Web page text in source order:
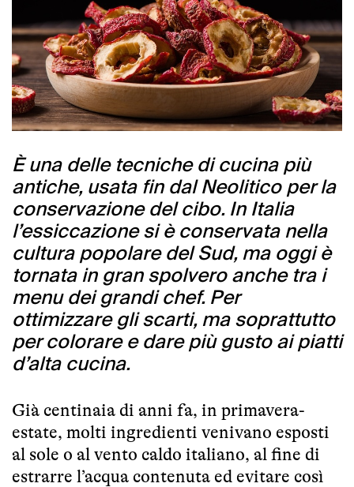
È una delle tecniche di cucina più
antiche, usata fin dal Neolitico per la
conservazione del cibo. In Italia
l’essiccazione si è conservata nella
cultura popolare del Sud, ma oggi è
tornata in gran spolvero anche tra i
menu dei grandi chef. Per
ottimizzare gli scarti, ma soprattutto
per colorare e dare più gusto ai piatti
d’alta cucina.
Già centinaia di anni fa, in primavera-
estate, molti ingredienti venivano esposti
al sole o al vento caldo italiano, al fine di
estrarre l’acqua contenuta ed evitare così